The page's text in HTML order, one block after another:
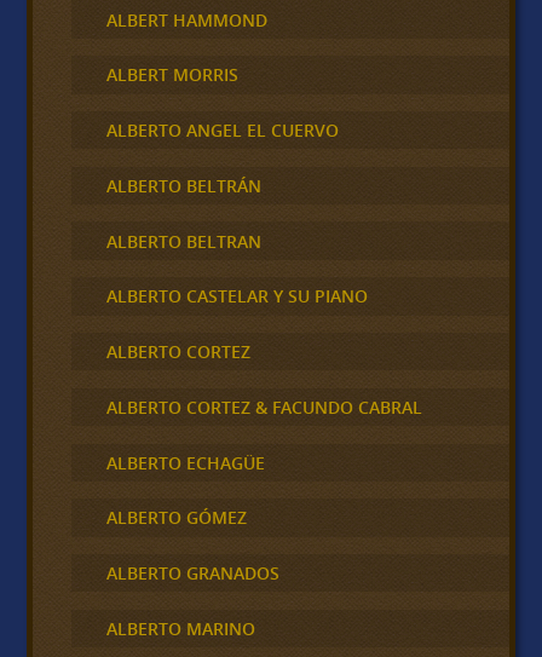
ALBERT HAMMOND
ALBERT MORRIS
ALBERTO ANGEL EL CUERVO
ALBERTO BELTRÁN
ALBERTO BELTRAN
ALBERTO CASTELAR Y SU PIANO
ALBERTO CORTEZ
ALBERTO CORTEZ & FACUNDO CABRAL
ALBERTO ECHAGÜE
ALBERTO GÓMEZ
ALBERTO GRANADOS
ALBERTO MARINO